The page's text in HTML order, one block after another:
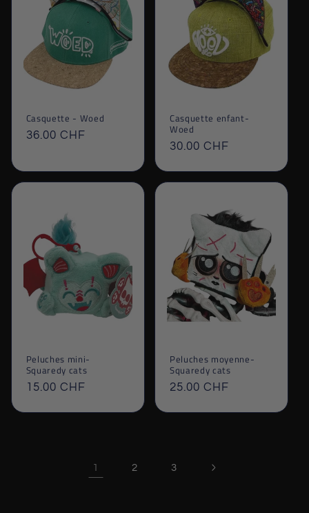
Casquette - Woed
Prix
36.00 CHF
Casquette enfant-
Woed
Prix
30.00 CHF
Peluches mini-
Squaredy cats
Prix
15.00 CHF
Peluches moyenne-
Squaredy cats
Prix
25.00 CHF
1 2 3